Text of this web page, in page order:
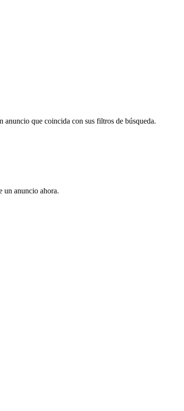
que coincida con sus filtros de búsqueda.
un anuncio ahora.